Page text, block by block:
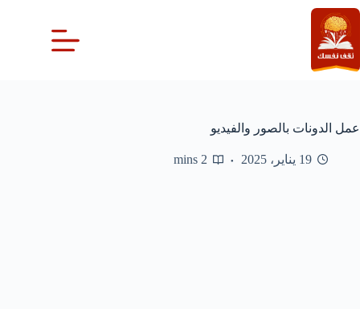
التجاوز
إلى
المحتوى
عمل الدونات بالصور والفيديو
19 يناير، 2025 2 mins